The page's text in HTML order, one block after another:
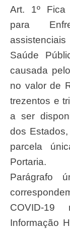
Art. 1º Fica
para
Saúde
causada pelo
no valor de
trezentos e
a ser
dos
parcela
Portaria.
Parágrafo
COVID-19
Informação